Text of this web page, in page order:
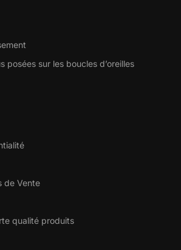
posées sur les boucles d’oreilles
de Vente
qualité produits